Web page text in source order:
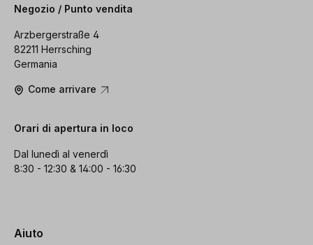
Negozio / Punto vendita
Arzbergerstraße 4
82211 Herrsching
Germania
Come arrivare
Orari di apertura in loco
Dal lunedì al venerdì
8:30 - 12:30 & 14:00 - 16:30
Aiuto